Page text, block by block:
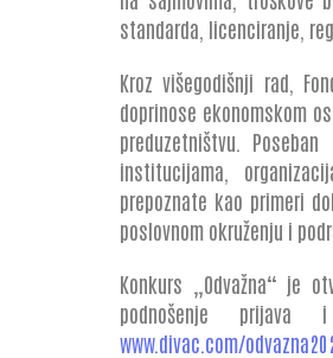
standarda, licenciranje,
Kroz višegodišnji rad,
doprinose ekonomskom
preduzetništvu.
institucijama,
prepoznate kao primeri
poslovnom okruženju i
Konkurs „Odvažna“ je
podnošenje
www.divac.com/